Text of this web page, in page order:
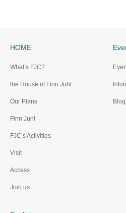
HOME
What’s FJC?
the House of Finn Juhl
Our Plans
Finn Junl
FJC’s Activities
Visit
Access
Join us
Blog